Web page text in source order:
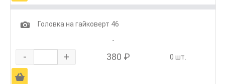
1
Головка на гайковерт 46
-
- + 380 ₽ 0 шт.
Ä